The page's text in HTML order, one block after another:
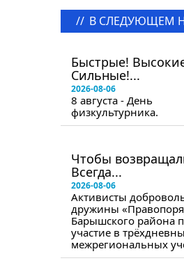
// В СЛЕДУЮЩЕМ
Быстрые!
Сильные!...
2026-08-06
8 августа - День
физкультурника.
Чтобы
Всегда...
2026-08-06
Активисты
дружины
Барышского района
участие в
межрегиональных